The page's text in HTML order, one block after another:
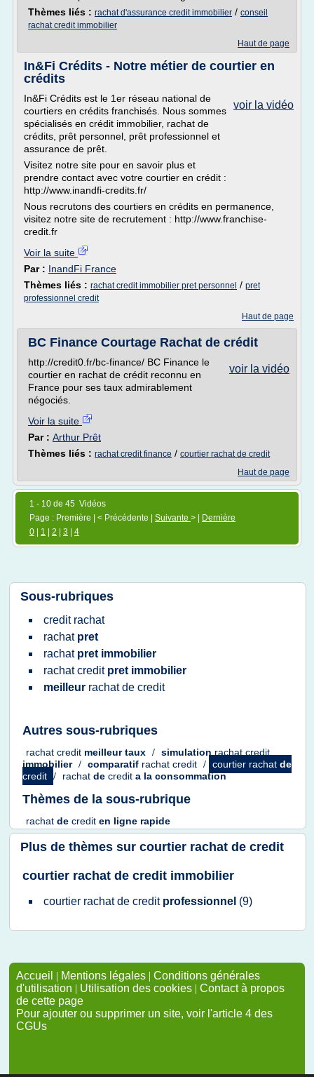
Thèmes liés : rachat d'assurance credit immobilier / conseil
rachat credit immobilier
Haut de page
In&Fi Crédits - Notre métier de courtier en
crédits
voir la vidéo
In&Fi Crédits est le 1er réseau national de
courtiers en crédits franchisés. Nous sommes
spécialisés en crédit immobilier, rachat de
crédits, prêt personnel, prêt professionnel et
assurance de prêt.
Visitez notre site pour en savoir plus et
prendre contact avec votre courtier en crédit :
http://www.inandfi-credits.fr/
Nous recrutons des courtiers en crédits en permanence,
visitez notre site de recrutement : http://www.franchise-
credit.fr
Voir la suite
Par : InandFi France
Thèmes liés : rachat credit immobilier pret personnel / pret
professionnel credit
Haut de page
BC Finance Courtage Rachat de crédit
voir la vidéo
http://credit0.fr/bc-finance/ BC Finance le
courtier en rachat de crédit reconnu en
France pour ses taux admirablement
négociés.
Voir la suite
Par : Arthur Prêt
Thèmes liés : rachat credit finance / courtier rachat de credit
Haut de page
1 - 10 de 45 Vidéos
Page : Première | < Précédente | Suivante > |
Dernière
0
1 2 3 4
Sous-rubriques
credit rachat
rachat pret
rachat pret immobilier
rachat credit pret immobilier
meilleur rachatde credit
Autres sous-rubriques
rachat credit meilleur taux / simulationrachat credit
immobilier / comparatif rachat credit / courtier rachat de
credit / rachat de credit a la consommation
Thèmes de la sous-rubrique
rachat de credit en ligne rapide
Plus de thèmes sur courtier rachat de credit
courtier rachat de credit immobilier
courtier rachatde credit professionnel (9)
Accueil | Mentions légales | Conditions générales
d'utilisation | Utilisation des cookies | Contact à propos
de cette page
Pour ajouter ou supprimer un site, voir l'article 4 des
CGUs